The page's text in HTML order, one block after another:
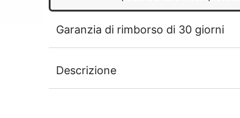
Garanzia di rimborso di 30 giorni
Descrizione